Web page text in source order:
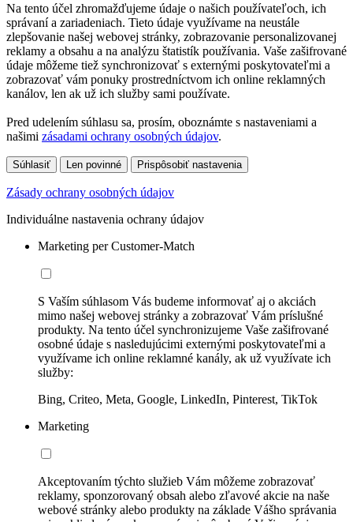
Na tento účel zhromažďujeme údaje o našich používateľoch, ich
správaní a zariadeniach. Tieto údaje využívame na neustále
zlepšovanie našej webovej stránky, zobrazovanie personalizovanej
reklamy a obsahu a na analýzu štatistík používania. Vaše zašifrované
údaje môžeme tiež synchronizovať s externými poskytovateľmi a
zobrazovať vám ponuky prostredníctvom ich online reklamných
kanálov, len ak už ich služby sami používate.
Pred udelením súhlasu sa, prosím, oboznámte s nastaveniami a
našimi zásadami ochrany osobných údajov.
Súhlasiť Len povinné Prispôsobiť nastavenia
Zásady ochrany osobných údajov
Individuálne nastavenia ochrany údajov
Marketing per Customer-Match
S Vaším súhlasom Vás budeme informovať aj o akciách
mimo našej webovej stránky a zobrazovať Vám príslušné
produkty. Na tento účel synchronizujeme Vaše zašifrované
osobné údaje s nasledujúcimi externými poskytovateľmi a
využívame ich online reklamné kanály, ak už využívate ich
služby:
Bing, Criteo, Meta, Google, LinkedIn, Pinterest, TikTok
Marketing
Akceptovaním týchto služieb Vám môžeme zobrazovať
reklamy, sponzorovaný obsah alebo zľavové akcie na naše
webové stránky alebo produkty na základe Vášho správania